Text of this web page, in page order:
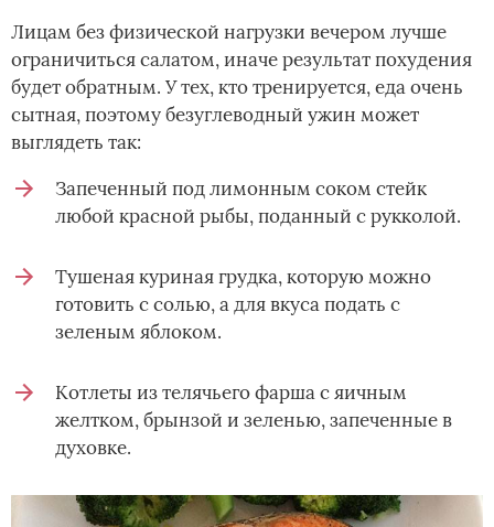
Лицам без физической нагрузки вечером лучше
ограничиться салатом, иначе результат похудения
будет обратным. У тех, кто тренируется, еда очень
сытная, поэтому безуглеводный ужин может
выглядеть так:
Запеченный под лимонным соком стейк
любой красной рыбы, поданный с рукколой.
Тушеная куриная грудка, которую можно
готовить с солью, а для вкуса подать с
зеленым яблоком.
Котлеты из телячьего фарша с яичным
желтком, брынзой и зеленью, запеченные в
духовке.